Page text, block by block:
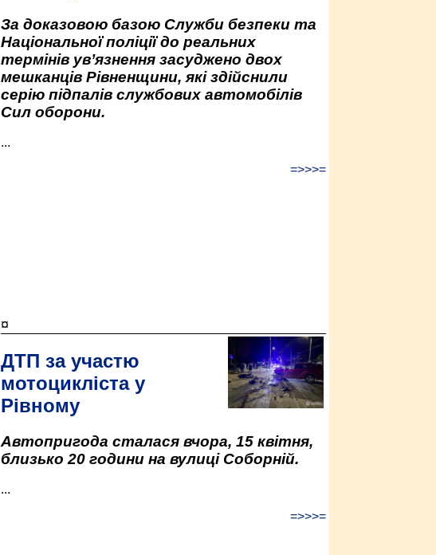
За доказовою базою Служби безпеки та
Національної поліції до реальних
термінів ув’язнення засуджено двох
мешканців Рівненщини, які здійснили
серію підпалів службових автомобілів
Сил оборони.
...
=>>>=
¤
ДТП за участю
мотоцикліста у
Рівному
Автопригода сталася вчора, 15 квітня,
близько 20 години на вулиці Соборній.
...
=>>>=